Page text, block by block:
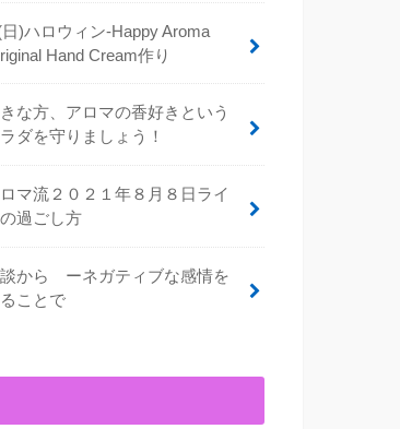
)ハロウィン-Happy Aroma
Hand Cream作り
な方、アロマの香好きという
ダを守りましょう！
マ流２０２１年８月８日ライ
過ごし方
から ーネガティブな感情を
ことで